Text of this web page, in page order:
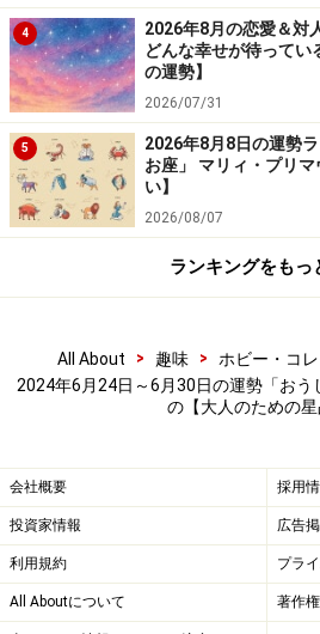
4
2026年8月の恋愛＆対
どんな幸せが待ってい
の運勢】
2026/07/31
5
2026年8月8日の運勢
お座」 マリィ・プリ
い】
2026/08/07
ランキングをもっ
All About > 趣味 > ホビー・コ
2024年6月24日～6月30日の運勢「おう
の【大人のための星
会社概要 採用
投資家情報 広告
利用規約 プラ
All Aboutについて 著作